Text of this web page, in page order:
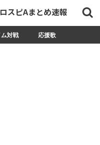
スピAまとめ速報
対戦 応援歌